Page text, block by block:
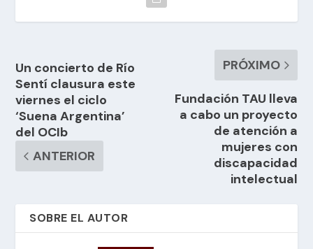
Un concierto de Río
Sentí clausura este
viernes el ciclo
‘Suena Argentina’
del OCIb
ANTERIOR
PRÓXIMO
Fundación TAU lleva
a cabo un proyecto
de atención a
mujeres con
discapacidad
intelectual
SOBRE EL AUTOR